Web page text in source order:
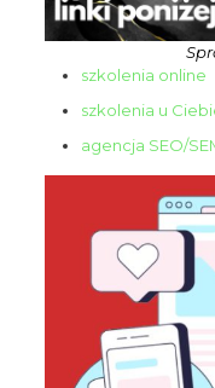
szkolenia online
szkolenia u
agencja SEO/
różne tematy i
wyprzedzić
których
Live odbywa się 1 w